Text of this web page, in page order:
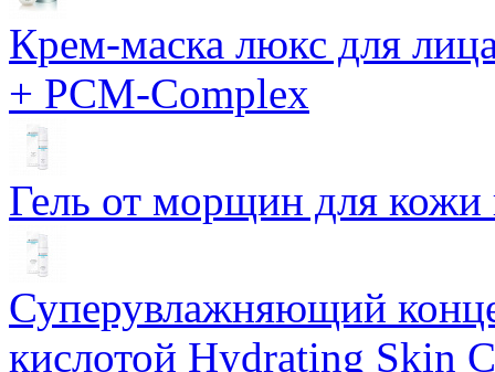
Крем-маска люкс для
+ PCM-Complex
Гель от морщин для кожи
Суперувлажняющий
кислотой Hydrating Skin